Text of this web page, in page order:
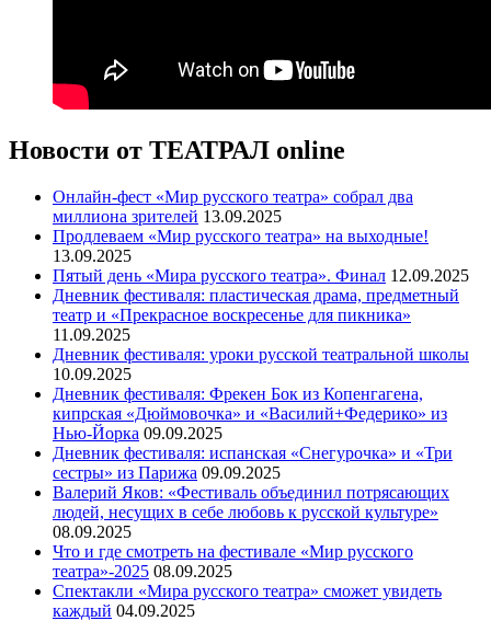
Новости от ТЕАТРАЛ online
Онлайн-фест «Мир русского театра» собрал два
миллиона зрителей 13.09.2025
Продлеваем «Мир русского театра» на выходные!
13.09.2025
Пятый день «Мира русского театра». Финал 12.09.2025
Дневник фестиваля: пластическая драма, предметный
театр и «Прекрасное воскресенье для пикника»
11.09.2025
Дневник фестиваля: уроки русской театральной школы
10.09.2025
Дневник фестиваля: Фрекен Бок из Копенгагена,
кипрская «Дюймовочка» и «Василий+Федерико» из
Нью-Йорка 09.09.2025
Дневник фестиваля: испанская «Снегурочка» и «Три
сестры» из Парижа 09.09.2025
Валерий Яков: «Фестиваль объединил потрясающих
людей, несущих в себе любовь к русской культуре»
08.09.2025
Что и где смотреть на фестивале «Мир русского
театра»-2025 08.09.2025
Спектакли «Мира русского театра» сможет увидеть
каждый 04.09.2025